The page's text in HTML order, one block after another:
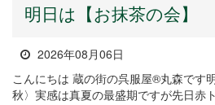
明日は【お抹茶の会】
2026年08月06日
こんにちは 蔵の街の呉服屋®丸森です
秋〉実感は真夏の最盛期ですが先日赤